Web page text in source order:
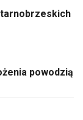
powodzią